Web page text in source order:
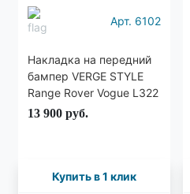
Арт. 6102
Накладка на передний
бампер VERGE STYLE
Range Rover Vogue L322
2005-2010
13 900 руб.
Купить в 1 клик